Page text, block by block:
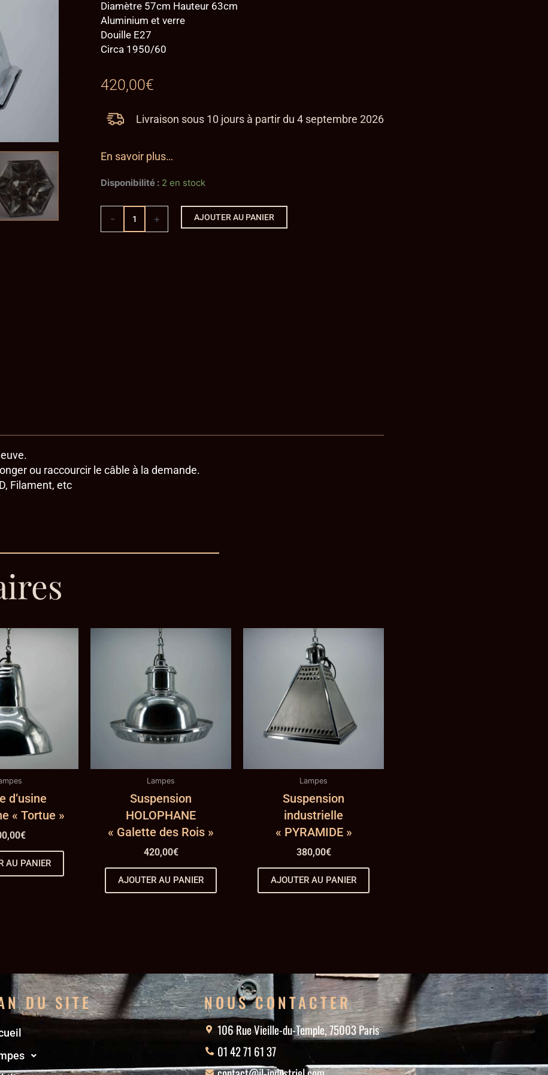
Diamètre 57cm Hauteur 63cm
Aluminium et verre
Douille E27
Circa 1950/60
420,00€
Livraison sous 10 jours à partir du 4 septembre 2026
En savoir plus…
Disponibilité : 2 en stock
-
de
Industrielle
+ AJOUTER AU PANIER
ou raccourcir le câble à la demande.
Filament, etc
d’usine
« Tortue »
€
AU PANIER
Lampes
Suspension
HOLOPHANE
« Galette des Rois »
420,00€
AJOUTER AU PANIER
Lampes
Suspension
industrielle
« PYRAMIDE »
380,00€
AJOUTER AU PANIER
DU SITE NOUS CONTACTER
106 Rue Vieille-du-Temple, 75003 Paris
01 42 71 61 37